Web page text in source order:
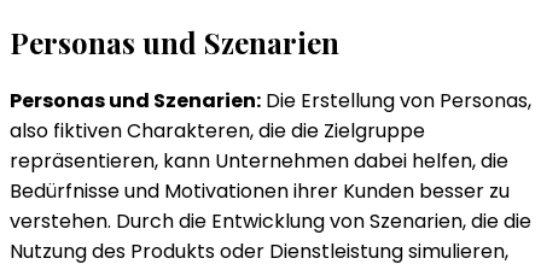
Personas und Szenarien
Personas und Szenarien: Die Erstellung von Personas,
also fiktiven Charakteren, die die Zielgruppe
repräsentieren, kann Unternehmen dabei helfen, die
Bedürfnisse und Motivationen ihrer Kunden besser zu
verstehen. Durch die Entwicklung von Szenarien, die die
Nutzung des Produkts oder Dienstleistung simulieren,